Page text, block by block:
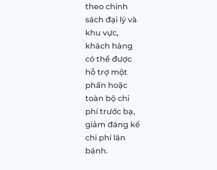
theo chính
sách đại lý và
khu vực,
khách hàng
có thể được
hỗ trợ một
phần hoặc
toàn bộ chi
phí trước bạ,
giảm đáng kể
chi phí lăn
bánh.